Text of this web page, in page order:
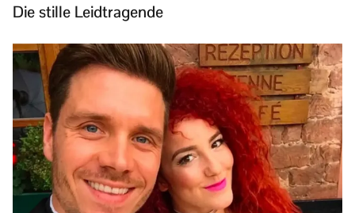
Die stille Leidtragende